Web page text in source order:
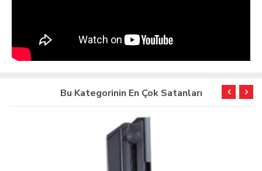
Bu Kategorinin En Çok Satanları